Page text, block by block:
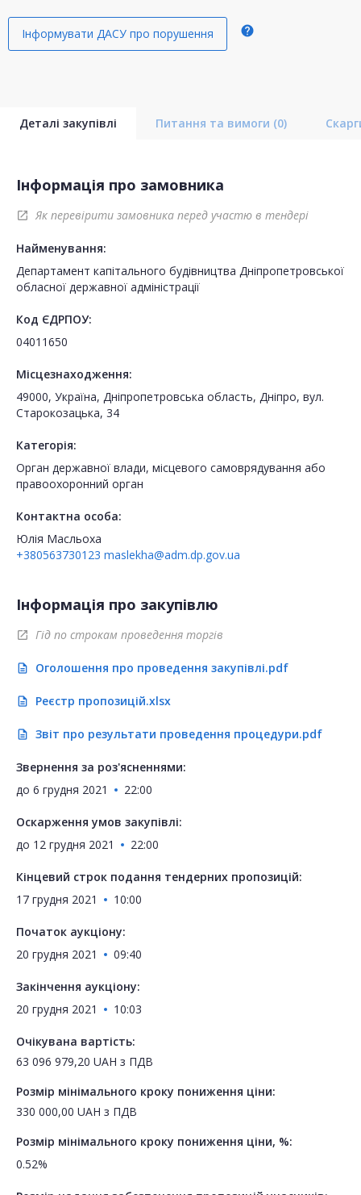
Інформувати ДАСУ про порушення help
Деталі закупівлі Питання та вимоги (0)
Інформація про замовника
open_in_new Як перевірити замовника перед участю в тендері
Найменування:
Департамент капітального будівництва Дніпропетровської
обласної державної адміністрації
Код ЄДРПОУ:
04011650
Місцезнаходження:
49000, Україна, Дніпропетровська область, Дніпро, вул.
Старокозацька, 34
Категорія:
Орган державної влади, місцевого самоврядування або
правоохоронний орган
Контактна особа:
Юлія Масльоха
+380563730123 maslekha@adm.dp.gov.ua
Інформація про закупівлю
open_in_new Гід по строкам проведення торгів
description Оголошення про проведення закупівлі.pdf
description Реєстр пропозицій.xlsx
description Звіт про результати проведення процедури.pdf
Звернення за роз'ясненнями:
до 6 грудня 2021 22:00
Оскарження умов закупівлі:
до 12 грудня 2021 22:00
Кінцевий строк подання тендерних пропозицій:
17 грудня 2021
10:00
Початок аукціону:
20 грудня 2021
09:40
Закінчення аукціону:
20 грудня 2021
10:03
Очікувана вартість:
63 096 979,20 UAH з ПДВ
Розмір мінімального кроку пониження ціни:
330 000,00 UAH з ПДВ
Розмір мінімального кроку пониження ціни, %:
0.52%